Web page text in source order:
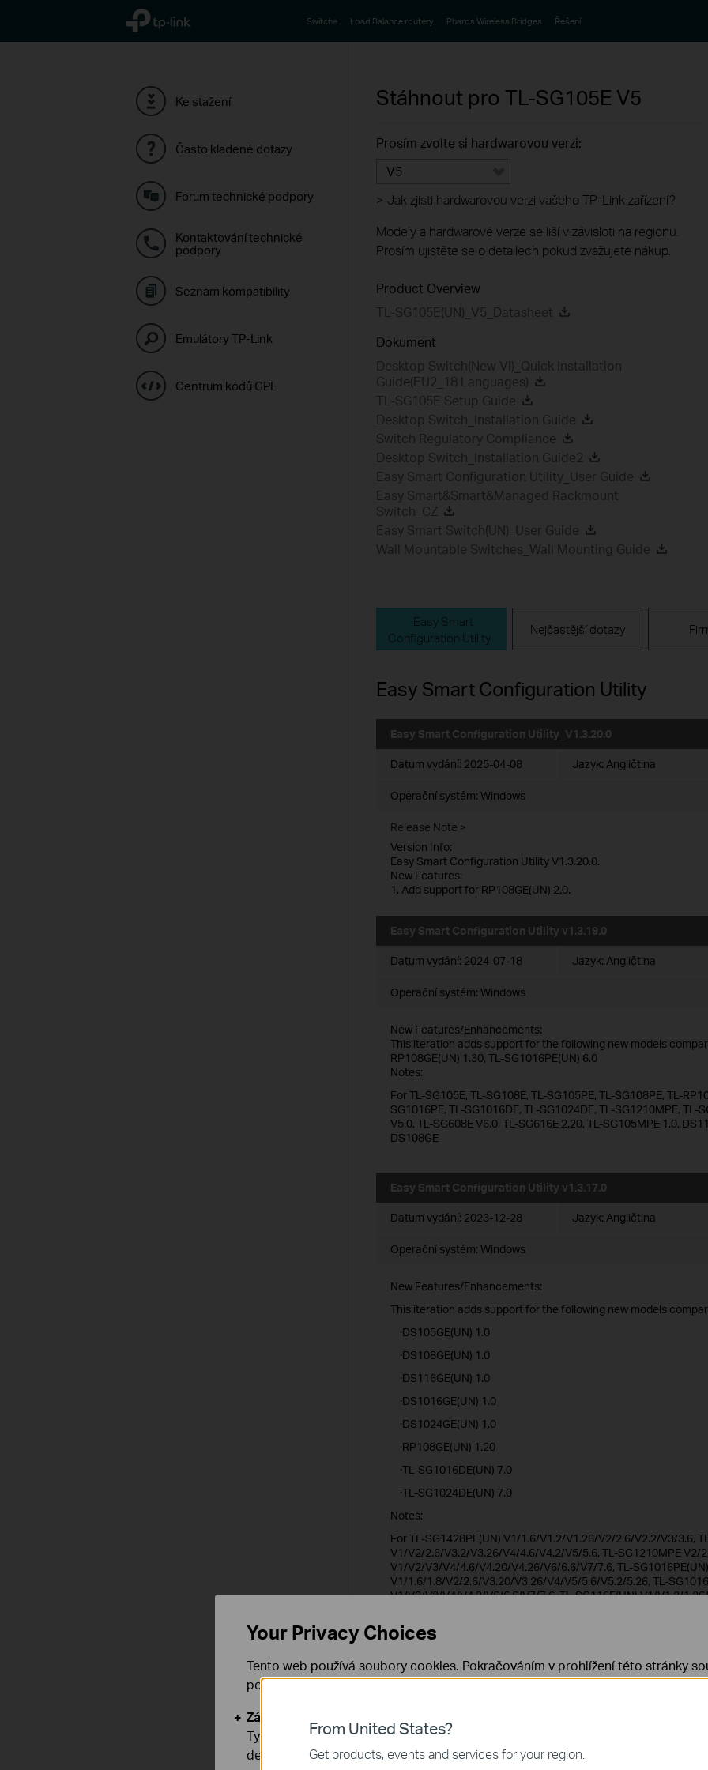
TP-Link, Reliably Smart Switche Load Balance routery Pharos Wireless Bridges Řešení
Ke stažení
Často kladené dotazy
Forum technické podpory
Kontaktování technické
podpory
Seznam kompatibility
Emulátory TP-Link
Centrum kódů GPL
Stáhnout pro TL-SG105E V5
Prosím zvolte si hardwarovou verzi:
V5
> Jak zjisti hardwarovou verzi vašeho TP-Link zařízení?
Modely a hardwarové verze se liší v závisloti na regionu.
Prosím ujistěte se o detailech pokud zvažujete nákup.
Product Overview
TL-SG105E(UN)_V5_Datasheet
Dokument
Desktop Switch(New VI)_Quick Installation
Guide(EU2_18 Languages)
TL-SG105E Setup Guide
Desktop Switch_Installation Guide
Switch Regulatory Compliance
Desktop Switch_Installation Guide2
Easy Smart Configuration Utility_User Guide
Easy Smart&Smart&Managed Rackmount
Switch_CZ
Easy Smart Switch(UN)_User Guide
Wall Mountable Switches_Wall Mounting Guide
Easy Smart
Configuration Utility
Nejčastější dotazy
Easy Smart Configuration Utility
Easy Smart Configuration Utility_V1.3.20.0
Datum vydání: 2025-04-08 Jazyk: Angličtina
Operační systém: Windows
Release Note >
Version Info:
Easy Smart Configuration Utility V1.3.20.0.
New Features:
1. Add support for RP108GE(UN) 2.0.
Easy Smart Configuration Utility v1.3.19.0
Datum vydání: 2024-07-18 Jazyk: Angličtina
Operační systém: Windows
New Features/Enhancements:
This iteration adds support for the following new models
RP108GE(UN) 1.30, TL-SG1016PE(UN) 6.0
Notes:
For TL-SG105E, TL-SG108E, TL-SG105PE, TL-SG108PE, TL-
SG1016PE, TL-SG1016DE, TL-SG1024DE, TL-SG1210MPE, TL-
V5.0, TL-SG608E V6.0, TL-SG616E 2.20, TL-SG105MPE 1.0,
DS108GE
Easy Smart Configuration Utility v1.3.17.0
Datum vydání: 2023-12-28 Jazyk: Angličtina
Operační systém: Windows
New Features/Enhancements:
This iteration adds support for the following new models
·DS105GE(UN) 1.0
·DS108GE(UN) 1.0
·DS116GE(UN) 1.0
·DS1016GE(UN) 1.0
·DS1024GE(UN) 1.0
·RP108GE(UN) 1.20
·TL-SG1016DE(UN) 7.0
·TL-SG1024DE(UN) 7.0
Notes:
For TL-SG1428PE(UN) V1/1.6/V1.2/V1.26/V2/2.6/V2.2/V3/3.6,
V1/V2/2.6/V3.2/V3.26/V4/4.6/V4.2/V5/5.6, TL-SG1210MPE V2/
V1/V2/V3/V4/4.6/V4.20/V4.26/V6/6.6/V7/7.6, TL-SG1016PE(UN)
V1/1.6/1.8/V2/2.6/V3.20/V3.26/V4/V5/5.6/V5.2/5.26, TL-
V1/V2/V3/V4/V4.2/V6/6.6/V7/7.6, TL-SG116E(UN) V1/V1.2/
V1/V2/V3/V4/4.6/V5/5.6/V6/6.6, TL-SG608E(UN) V6.6, TL-
V1/V2/2.6/V3/3.6/V4/4.6/V5/5.6, TL-SG105PE(UN) V1/1.6/V2/
RP108GE(UN) V1, DS105GE(UN) V1, DS108GE(UN) V1,
DS1024GE(UN) V1/1.6, RP108GE(UN) V1.20.
From United States?
Get products, events and services for your region.
Your Privacy Choices
Tento web používá soubory cookies. Pokračováním v prohlížení této stránky
používáním našich cookies.Již nezobrazovatZjistit více.
Základní cookies
Tyto cookies jsou nezbytné pro fungování webových stránek a nelze je ve
deaktivovat.